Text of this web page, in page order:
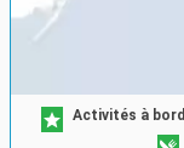
Activités à